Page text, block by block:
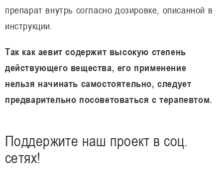
препарат внутрь согласно дозировке, описанной в
инструкции.
Так как аевит содержит высокую степень
действующего вещества, его применение
нельзя начинать самостоятельно, следует
предварительно посоветоваться с терапевтом.
Поддержите наш проект в соц.
сетях!